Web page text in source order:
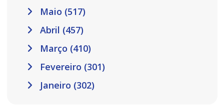
Maio (517)
Abril (457)
Março (410)
Fevereiro (301)
Janeiro (302)